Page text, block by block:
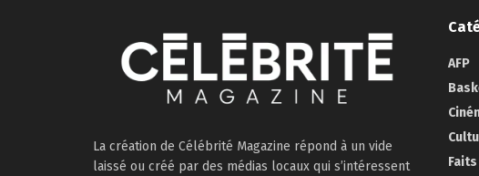
La création de Célébrité Magazine répond à un vide
laissé ou créé par des médias locaux qui s’intéressent
AFP